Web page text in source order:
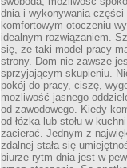
dnia i wykonywania części
komfortowym otoczeniu
idealnym rozwiązaniem.
się, że taki model pracy
strony. Dom nie zawsze
sprzyjającym skupieniu.
pokój do pracy, ciszę,
możliwość jasnego
od zawodowego. Kiedy
od łóżka lub stołu w
zacierać. Jednym z
zdalnej stała się
biurze rytm dnia jest w